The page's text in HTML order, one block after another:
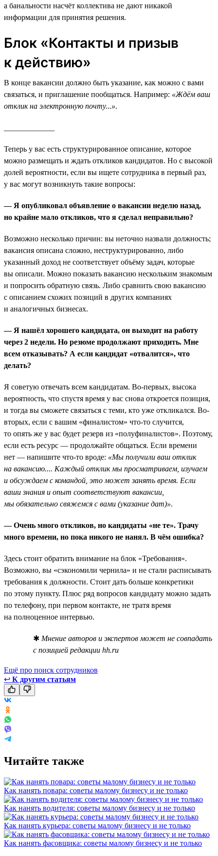
а банальности насчёт коллектива не дают никакой
информации для принятия решения.
Блок «Контакты и призыв
к действию»
В конце вакансии должно быть указание, как можно с вами
связаться, и приглашение пообщаться. Например: «Ждём ваш
отклик на электронную почту...».
Теперь у вас есть структурированное описание, которое
можно размещать и ждать откликов кандидатов. Но с высокой
долей вероятности, если вы ищете сотрудника в первый раз,
у вас могут возникнуть такие вопросы:
— Я опубликовал объявление о вакансии неделю назад,
но крайне мало откликов, что я сделал неправильно?
Возможно несколько причин: вы неточно назвали должность;
вакансия описана сложно, неструктурированно, либо
указанный доход не соответствует объёму задач, которые
вы описали. Можно показать вакансию нескольким знакомым
и попросить обратную связь. Либо сравнить свою вакансию
с описанием схожих позиций в других компаниях
и аналогичных бизнесах.
— Я нашёл хорошего кандидата, он выходит на работу
через 2 недели. Но резюме продолжают приходить. Мне
всем отказывать? А если кандидат «отвалится», что
делать?
Я советую отвечать всем кандидатам. Во-первых, высока
вероятность, что спустя время у вас снова откроется позиция,
и тогда вы сможете связаться с теми, кто уже откликался. Во-
вторых, если с вашим «финалистом» что-то случится,
то опять же у вас будет резерв из «полуфиналистов». Поэтому,
если есть ресурс — продолжайте общаться. Если времени
нет — напишите что-то вроде: «Мы получили ваш отклик
на вакансию.... Каждый отклик мы просматриваем, изучаем
и обсуждаем с командой, это может занять время. Если
ваши знания и опыт соответствуют вакансии,
мы обязательно свяжемся с вами (указание дат)».
— Очень много откликов, но кандидаты «не те». Трачу
много времени, но пока никого не нанял. В чём ошибка?
Здесь стоит обратить внимание на блок «Требования».
Возможно, вы «сэкономили чернила» и не стали расписывать
требования к должности. Стоит дать больше конкретики
по этому пункту. Плюс ряд вопросов кандидату можно задать
по телефону, при первом контакте, не тратя время
на полноценное интервью.
✱ Мнение авторов и экспертов может не совпадать
с позицией редакции hh.ru
Ещё про поиск сотрудников
↩ К другим статьям
Читайте также
Как нанять повара: советы малому бизнесу и не только
Как нанять водителя: советы малому бизнесу и не только
Как нанять курьера: советы малому бизнесу и не только
Как нанять фасовщика: советы малому бизнесу и не только